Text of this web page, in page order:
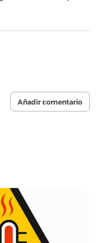
Añadir comentario